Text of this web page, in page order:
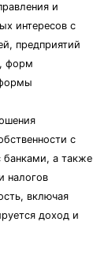
и
интересов с
предприятий
форм
с
а также
налогов
включая
доход и